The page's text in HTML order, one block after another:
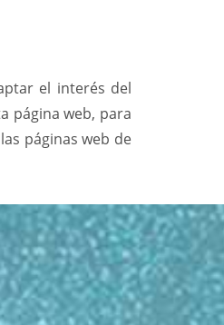
el interés del
página web, para
páginas web de